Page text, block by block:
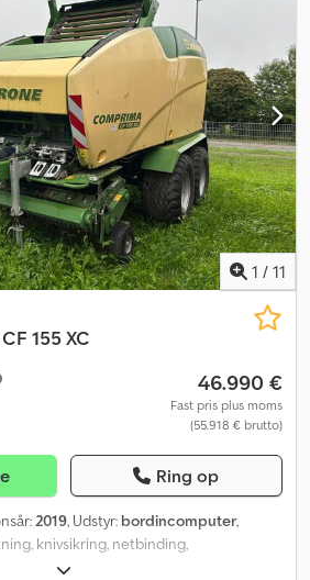
Ab Sjck
1 / 11
155 XC
46.990 €
Fast pris plus moms
(55.918 € brutto)
Ring op
2019, Udstyr: bordincomputer,
knivsikring, netbinding,
Kunde. Dcedpfx Abozdgp Se